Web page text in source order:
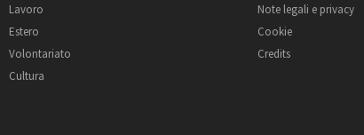
Lavoro
Estero
Volontariato
Cultura
Note legali e privacy
Cookie
Credits